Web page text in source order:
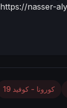
https://nasser-
كورونا - كوفيد 19